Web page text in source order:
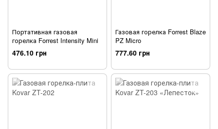
Портативная газовая
горелка Forrest Intensity Mini
476.10 грн
Газовая горелка Forrest Blaze
PZ Micro
777.60 грн